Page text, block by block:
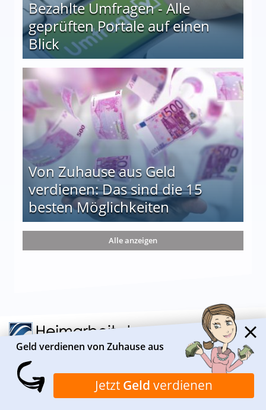
Bezahlte Umfragen - Alle
geprüften Portale auf einen
Blick
auf einen Blick
Von Zuhause aus Geld
verdienen: Das sind die 15
besten Möglichkeiten
die 15 besten Möglichkeiten
Alle anzeigen
ÜBER HEIMARBEIT.DE
Geld verdienen von Zuhause aus
Jetzt Geld verdienen